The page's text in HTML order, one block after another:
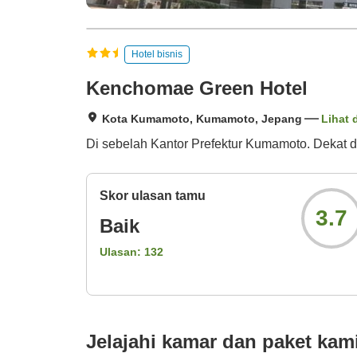
Hotel bisnis
Kenchomae Green Hotel
Kota Kumamoto, Kumamoto, Jepang Lihat
Di sebelah Kantor Prefektur Kumamoto. Dekat
Skor ulasan tamu
Baik
Ulasan: 132
3.7
Jelajahi kamar dan paket